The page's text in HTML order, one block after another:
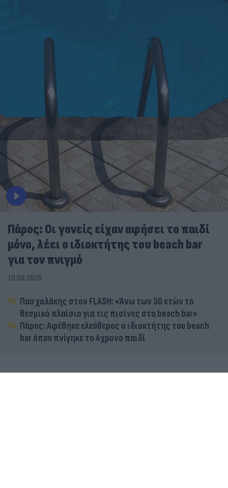
Πάρος: Οι γονείς είχαν αφήσει το παιδί
μόνο, λέει ο ιδιοκτήτης του beach bar
για τον πνιγμό
10.08.2026
Πασχαλάκης στον FLASH: «Άνω των 50 ετών το
θεσμικό πλαίσιο για τις πισίνες στα beach bar»
Πάρος: Αφέθηκε ελεύθερος ο ιδιοκτήτης του beach
bar όπου πνίγηκε το 4χρονο παιδί